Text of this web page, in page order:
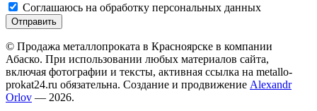
Соглашаюсь на обработку персональных данных
Отправить
© Продажа металлопроката в Красноярске в компании
Абаско. При использовании любых материалов сайта,
включая фотографии и тексты, активная ссылка на metallo-
prokat24.ru обязательна. Создание и продвижение Alexandr
Orlov — 2026.